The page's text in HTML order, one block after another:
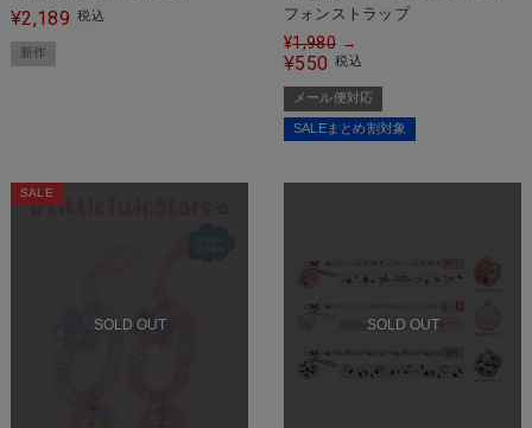
¥2,189 税込
新作
フォンストラップ
¥1,980 →
¥550 税込
メール便対応
SALEまとめ割対象
SOLD OUT
SALE
SOLD OUT